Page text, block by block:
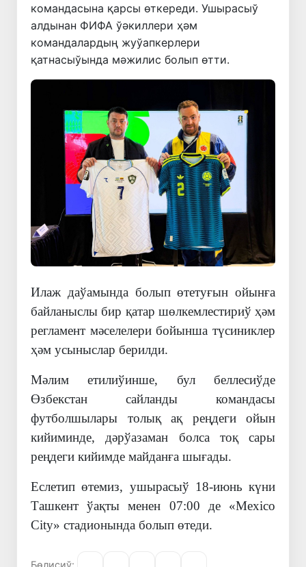
командасына қарсы өткереди. Ушырасыў
алдынан ФИФА ўәкиллери ҳәм
командалардың жуўапкерлери
қатнасыўында мәжилис болып өтти.
Илаж даўамында болып өтетуғын ойынға
байланыслы бир қатар шөлкемлестириў ҳәм
регламент мәселелери бойынша түсиниклер
ҳәм усыныслар берилди.
Мәлим етилиўинше, бул беллесиўде
Өзбекстан сайланды командасы
футболшылары толық ақ реңдеги ойын
кийиминде, дәрўазаман болса тоқ сары
реңдеги кийимде майданға шығады.
Еслетип өтемиз, ушырасыў 18-июнь күни
Ташкент ўақты менен 07:00 де «Mexico
City» стадионында болып өтеди.
Бөлисиў: